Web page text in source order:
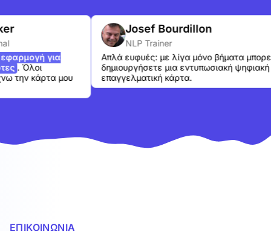
για
. Όλοι
κάρτα μου
Josef Bourdillon
NLP Trainer
Απλά ευφυές: με λίγα μόνο βήματα μπορείτε
δημιουργήσετε μια εντυπωσιακή ψηφιακή
επαγγελματική κάρτα.
ΕΠΙΚΟΙΝΩΝΊΑ